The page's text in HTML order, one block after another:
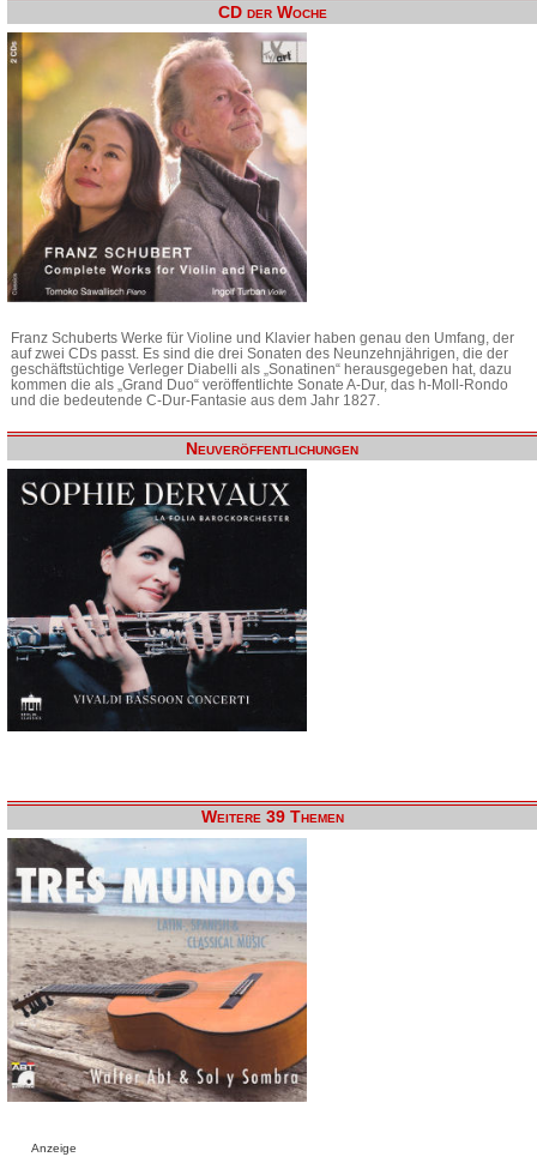
CD der Woche
Franz Schuberts Werke für Violine und Klavier haben genau den Umfang, der
auf zwei CDs passt. Es sind die drei Sonaten des Neunzehnjährigen, die der
geschäftstüchtige Verleger Diabelli als „Sonatinen“ herausgegeben hat, dazu
kommen die als „Grand Duo“ veröffentlichte Sonate A-Dur, das h-Moll-Rondo
und die bedeutende C-Dur-Fantasie aus dem Jahr 1827.
Neuveröffentlichungen
Weitere 39 Themen
Anzeige